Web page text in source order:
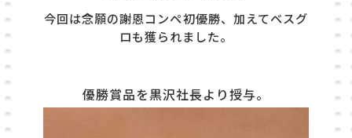
今回は念願の謝恩コンペ初優勝、加えてベスグ
ロも獲られました。
優勝賞品を黒沢社長より授与。